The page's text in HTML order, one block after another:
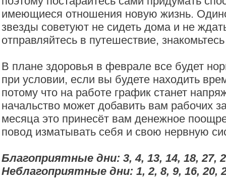
имеющиеся отношения новую жизнь.
звезды советуют не сидеть дома и не
отправляйтесь в путешествие,
В плане здоровья в феврале все будет
при условии, если вы будете находить
потому что на работе график станет
начальство может добавить вам рабочих
месяца это принесёт вам денежное
повод изматывать себя и свою нервную
Благоприятные дни: 3, 4, 13, 14, 18, 27,
Неблагоприятные дни: 1, 2, 8, 9, 16, 20,